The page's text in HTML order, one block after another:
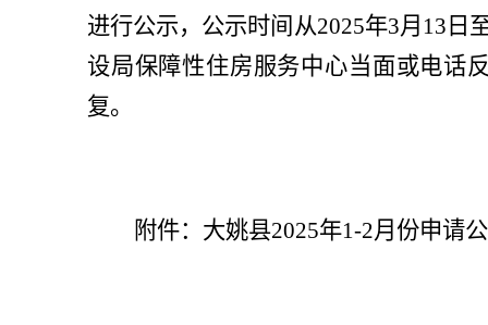
进行公示，公示时间从2025年3月 13 日
设局保障性住房服务中心当面或电话
复。
附件：大姚县2025年1-2月份申请